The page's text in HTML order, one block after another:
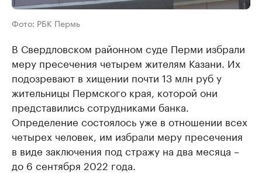
Фото: РБК Пермь
В Свердловском районном суде Перми избрали
меру пресечения четырем жителям Казани. Их
подозревают в хищении почти 13 млн руб у
жительницы Пермского края, которой они
представились сотрудниками банка.
Определение состоялось уже в отношении всех
четырех человек, им избрали меру пресечения
в виде заключения под стражу на два месяца –
до 6 сентября 2022 года.